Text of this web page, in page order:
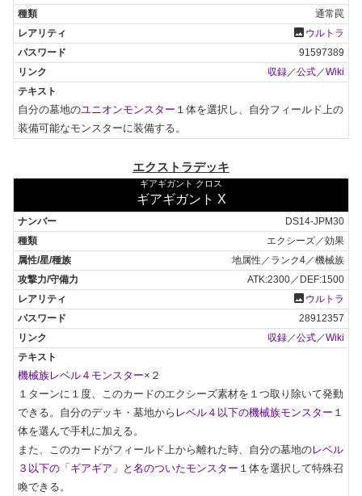
通常罠
photo ウルトラ
91597389
収録 ／公式 ／Wiki
自分の墓地のユニオンモンスター １体を選択し、自分フィールド上の
装備可能なモンスターに装備する。
エクストラデッキ
ギアギガント クロス
ギアギガント X
DS14-JPM30
エクシーズ／効果
地属性／ランク4／機械族
ATK:2300／DEF:1500
photo ウルトラ
28912357
収録／公式／Wiki
機械族レベル４モンスター×２
１ターンに１度、このカードのエクシーズ素材を１つ取り除いて発動
できる。自分のデッキ・墓地から レベル４以下の機械族モンスター １
体を選んで手札に加える。
また、このカードがフィールド上から離れた時、自分の墓地のレベル
３以下の「ギアギア」と名のついたモンスター １体を選択して特殊召
喚できる。